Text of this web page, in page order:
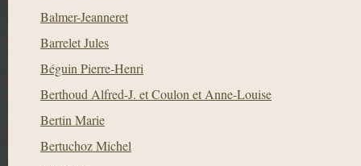
Balmer-Jeanneret
Barrelet Jules
Béguin Pierre-Henri
Berthoud Alfred-J. et Coulon et Anne-Louise
Bertin Marie
Bertuchoz Michel